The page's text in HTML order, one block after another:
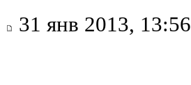
31 янв 2013, 13:56